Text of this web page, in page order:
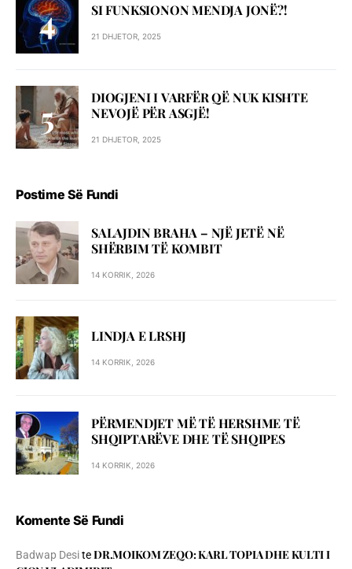
SI FUNKSIONON MENDJA JONË?!
21 DHJETOR, 2025
DIOGJENI I VARFËR QË NUK KISHTE
NEVOJË PËR ASGJË!
21 DHJETOR, 2025
Postime Së Fundi
SALAJDIN BRAHA – NJЁ JETЁ NЁ
SHЁRBIM TЁ KOMBIT
14 KORRIK, 2026
LINDJA E LRSHJ
14 KORRIK, 2026
PËRMENDJET MË TË HERSHME TË
SHQIPTARËVE DHE TË SHQIPES
14 KORRIK, 2026
Komente Së Fundi
Badwap DesiteDR.MOIKOM ZEQO: KARL TOPIA DHE KULTI I